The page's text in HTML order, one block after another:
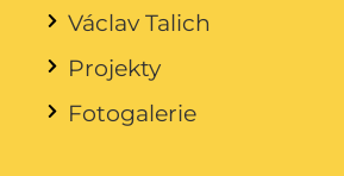
Václav Talich
Projekty
Fotogalerie